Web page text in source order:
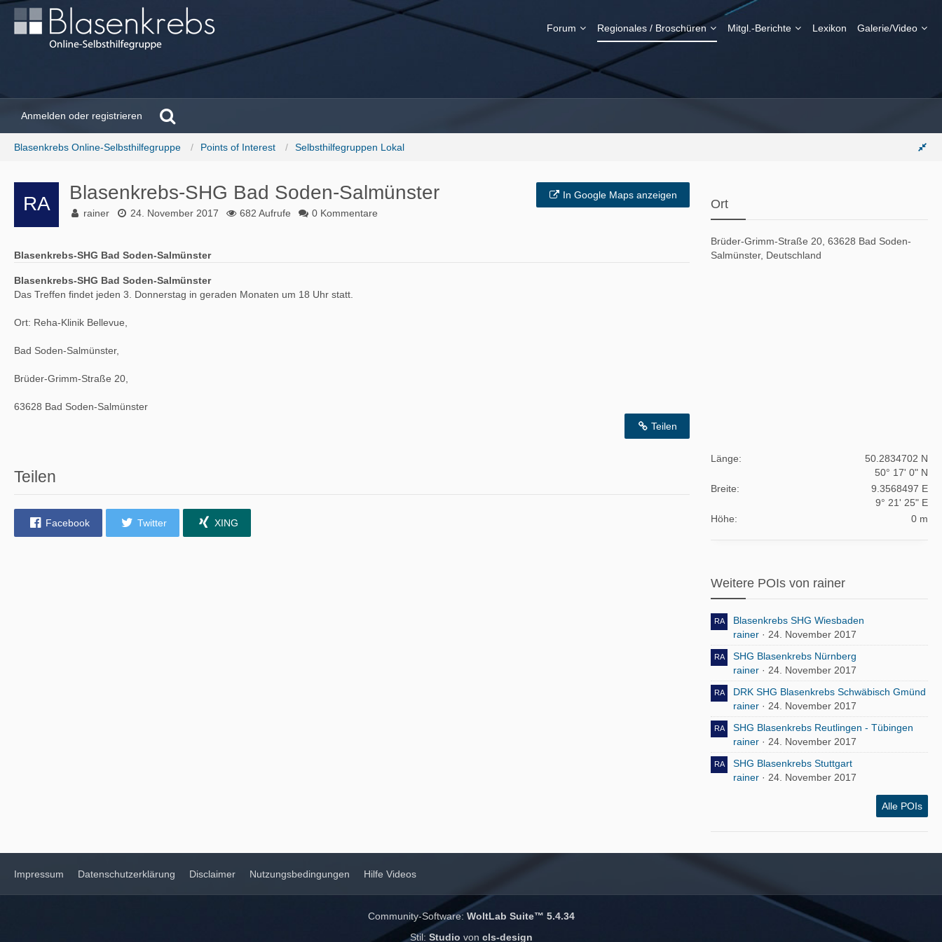
Forum Regionales / Broschüren Mitgl.-Berichte Lexikon Galerie/Video
Anmelden oder registrieren
Blasenkrebs Online-Selbsthilfegruppe Points of Interest Selbsthilfegruppen Lokal
Blasenkrebs-SHG Bad Soden-Salmünster
rainer 24. November 2017 682 Aufrufe 0 Kommentare
In Google Maps anzeigen
Blasenkrebs-SHG Bad Soden-Salmünster
Blasenkrebs-SHG Bad Soden-Salmünster
Das Treffen findet jeden 3. Donnerstag in geraden Monaten um 18 Uhr statt.
Ort: Reha-Klinik Bellevue,
Bad Soden-Salmünster,
Brüder-Grimm-Straße 20,
63628 Bad Soden-Salmünster
Teilen
Teilen
Facebook Twitter XING
Ort
Brüder-Grimm-Straße 20, 63628 Bad Soden-
Salmünster, Deutschland
Länge
50.2834702 N
50° 17' 0" N
Breite
9.3568497 E
9° 21' 25" E
Höhe
0 m
Weitere POIs von rainer
Blasenkrebs SHG Wiesbaden
rainer
24. November 2017
SHG Blasenkrebs Nürnberg
rainer
24. November 2017
DRK SHG Blasenkrebs Schwäbisch Gmünd
rainer
24. November 2017
SHG Blasenkrebs Reutlingen - Tübingen
rainer
24. November 2017
SHG Blasenkrebs Stuttgart
rainer
24. November 2017
Alle POIs
Impressum Datenschutzerklärung Disclaimer Nutzungsbedingungen Hilfe Videos
Community-Software: WoltLab Suite™ 5.4.34
Stil: Studio von cls-design